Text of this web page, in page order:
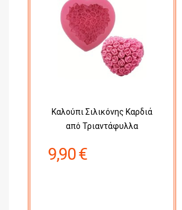
Καλούπι Σιλικόνης Καρδιά
από Τριαντάφυλλα
9,90 €